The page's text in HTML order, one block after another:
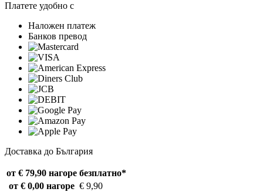
Платете удобно с
Наложен платеж
Банков превод
Доставка до България
от € 79,90 нагоре безплатно*
от € 0,00 нагоре € 9,90